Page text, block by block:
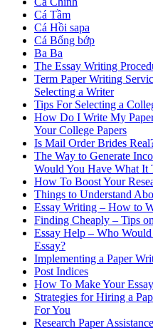
Cá Tầm
Cá Hồi sapa
Cá Bống bớp
Ba Ba
The Essay Writing
Term Paper Writing
Selecting a Writer
Tips For Selecting a
How Do I Write My
Your College Papers
Is Mail Order Brides
The Way to Generate
Would You Have What It
How To Boost Your
Things to Understand
Essay Writing – How to
Finding Cheaply – Tips
Essay Help – Who
Essay?
Implementing a Paper
Post Indices
How To Make Your
Strategies for Hiring a
For You
Research Paper